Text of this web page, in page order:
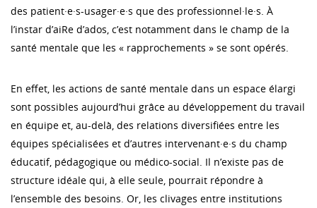
des patient·e·s-usager·e·s que des professionnel·le·s. À
l’instar d’aiRe d’ados, c’est notamment dans le champ de la
santé mentale que les « rapprochements » se sont opérés.
En effet, les actions de santé mentale dans un espace élargi
sont possibles aujourd’hui grâce au développement du travail
en équipe et, au-delà, des relations diversifiées entre les
équipes spécialisées et d’autres intervenant·e·s du champ
éducatif, pédagogique ou médico-social. Il n’existe pas de
structure idéale qui, à elle seule, pourrait répondre à
l’ensemble des besoins. Or, les clivages entre institutions